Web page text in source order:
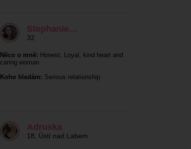
Stephanie…
32
Něco o mně: Honest, Loyal, kind heart and
caring woman
Koho hledám: Serious relationship
Adruska
18 Ústí nad Labem